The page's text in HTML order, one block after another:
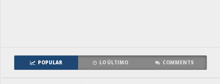
POPULAR LO ÚLTIMO COMMENTS